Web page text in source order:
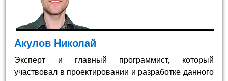
Акулов Николай
Эксперт и главный программист, который
участвовал в проектировании и разработке данного